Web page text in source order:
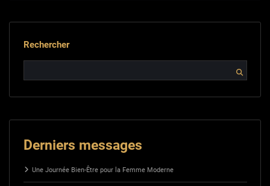
Rechercher
Derniers messages
Une Journée Bien-Être pour la Femme Moderne